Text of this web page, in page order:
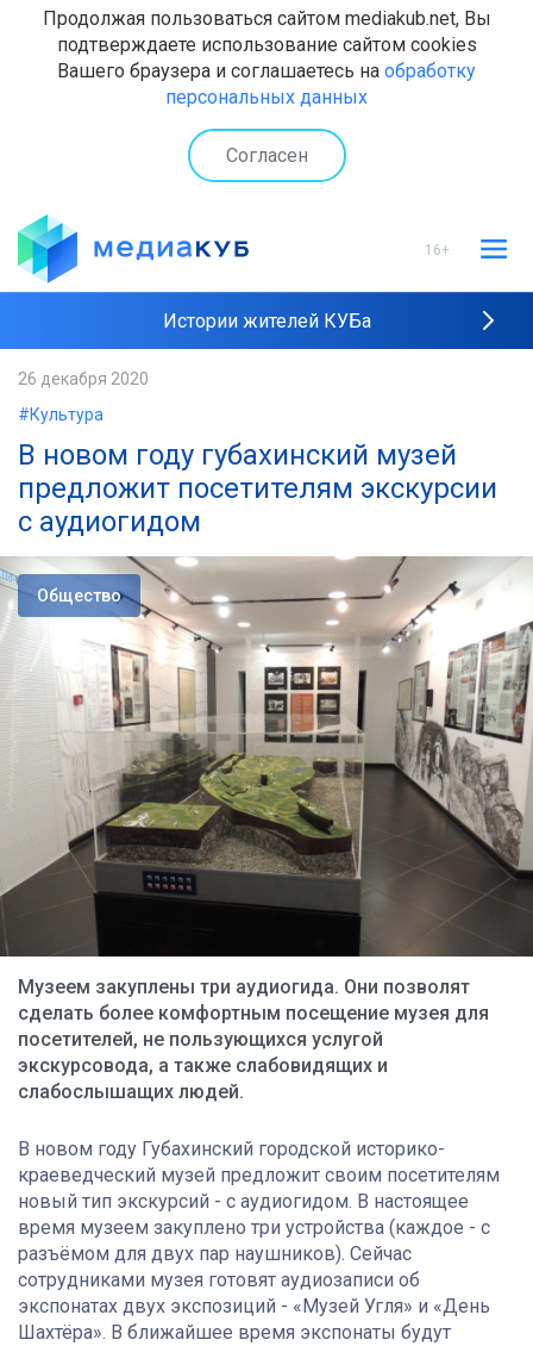
Продолжая пользоваться сайтом mediakub.net, Вы
подтверждаете использование сайтом cookies
Вашего браузера и соглашаетесь на обработку
персональных данных
Согласен
16+
Истории жителей КУБа
Наши интервью
26 декабря 2020
#Культура
В новом году губахинский музей
предложит посетителям экскурсии
с аудиогидом
Общество
Музеем закуплены три аудиогида. Они позволят
сделать более комфортным посещение музея для
посетителей, не пользующихся услугой
экскурсовода, а также слабовидящих и
слабослышащих людей.
В новом году Губахинский городской историко-
краеведческий музей предложит своим посетителям
новый тип экскурсий - с аудиогидом. В настоящее
время музеем закуплено три устройства (каждое - с
разъёмом для двух пар наушников). Сейчас
сотрудниками музея готовят аудиозаписи об
экспонатах двух экспозиций - «Музей Угля» и «День
Шахтёра». В ближайшее время экспонаты будут